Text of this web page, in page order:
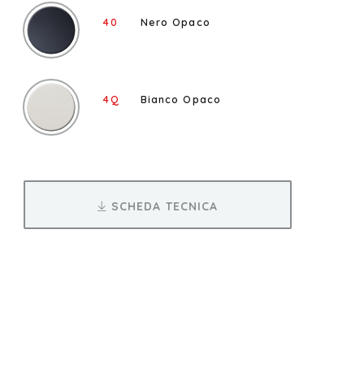
40 Nero Opaco
4Q Bianco Opaco
SCHEDA TECNICA